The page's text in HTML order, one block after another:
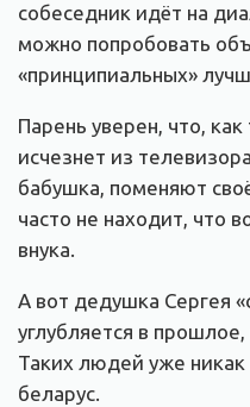
собеседник идёт на
можно попробовать
«принципиальных»
Парень уверен, что,
исчезнет из
бабушка, поменяют
часто не находит, что
внука.
А вот дедушка Сергея
углубляется в
Таких людей уже никак
беларус.